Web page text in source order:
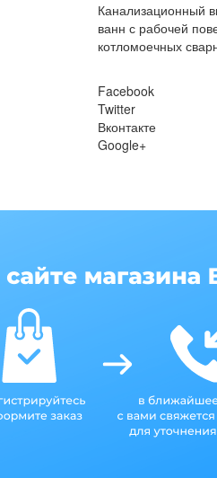
Канализационный
ванн с рабочей
котломоечных
Facebook
Twitter
Вконтакте
Google+